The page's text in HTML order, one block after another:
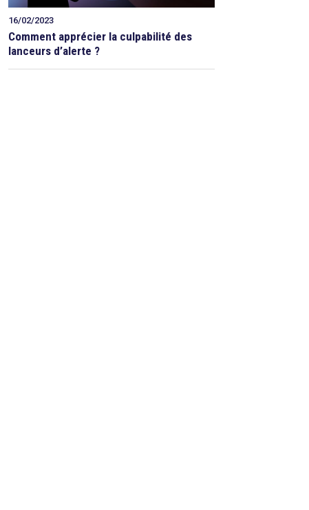
16/02/2023
Comment apprécier la culpabilité des
lanceurs d’alerte ?